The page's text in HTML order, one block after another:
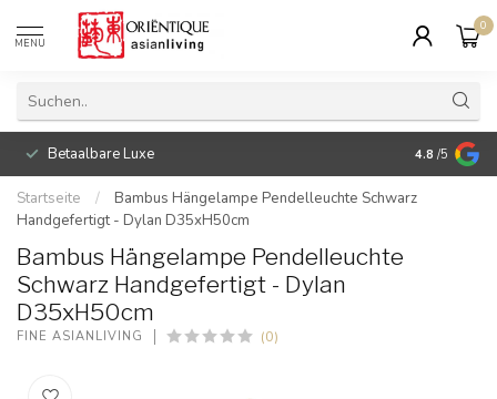
MENU
0
Betaalbare Luxe 4.8 /5
Startseite /
Bambus Hängelampe Pendelleuchte Schwarz
Handgefertigt - Dylan D35xH50cm
Bambus Hängelampe Pendelleuchte
Schwarz Handgefertigt - Dylan
D35xH50cm
FINE ASIANLIVING (0)